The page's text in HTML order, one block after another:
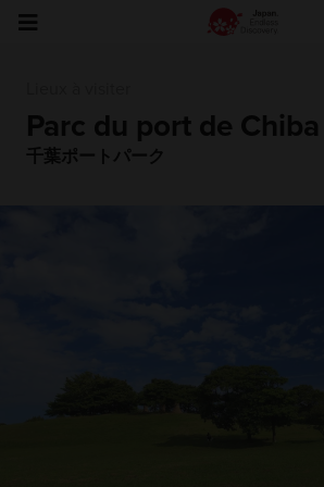
Parc du port de Chiba
千葉ポートパーク